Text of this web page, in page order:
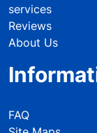
services
Reviews
About Us
FAQ